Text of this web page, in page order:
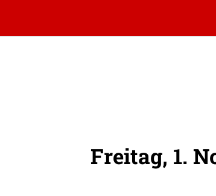
Freitag, 1.